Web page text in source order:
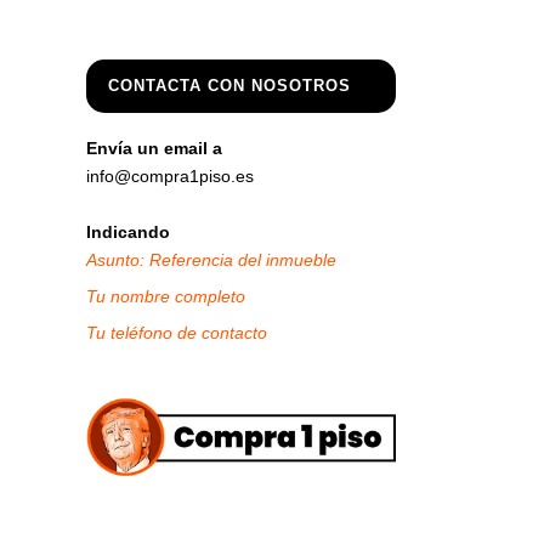
CONTACTA CON NOSOTROS
Envía un email a
info@compra1piso.es
Indicando
Asunto: Referencia del inmueble
Tu nombre completo
Tu teléfono de contacto